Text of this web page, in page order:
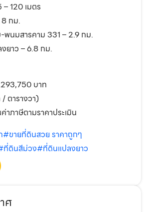
120 เมตร
8 กม.
พนมสารคาม 331 – 2.9 กม.
ยาว – 6.8 กม.
บาท
ตารางวา)
าภาษีตามราคาประเมิน
#ขายที่ดินสวย ราคาถูกๆ
ที่ดินสีม่วง#ที่ดินแปลงยาว
ศ